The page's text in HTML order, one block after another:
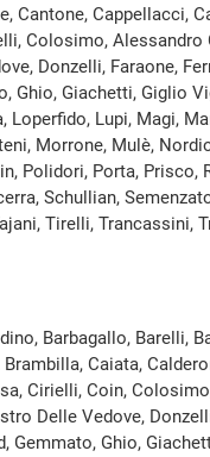
Cantone, Cappellacci,
Colosimo,
Donzelli, Faraone,
Ghio, Giachetti, Giglio
Loperfido, Lupi, Magi,
Morrone, Mulè,
Polidori, Porta, Prisco,
Schullian,
Tirelli, Trancassini,
Barbagallo, Barelli,
Caiata,
Cirielli, Coin,
Delle Vedove,
Gemmato, Ghio,